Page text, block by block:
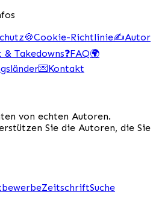
🍪Cookie-Richtlinie✍️Autor
Takedowns❓FAQ🌍
💌Kontakt
von echten Autoren.
Sie die Autoren, die Sie
ZeitschriftSuche